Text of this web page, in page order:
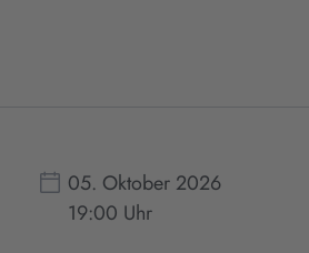
05. Oktober 2026
19:00 Uhr